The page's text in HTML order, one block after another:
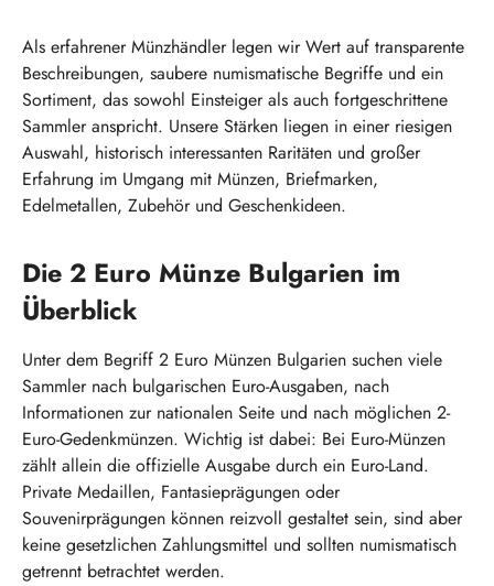
Als erfahrener Münzhändler legen wir Wert auf transparente
Beschreibungen, saubere numismatische Begriffe und ein
Sortiment, das sowohl Einsteiger als auch fortgeschrittene
Sammler anspricht. Unsere Stärken liegen in einer riesigen
Auswahl, historisch interessanten Raritäten und großer
Erfahrung im Umgang mit Münzen, Briefmarken,
Edelmetallen, Zubehör und Geschenkideen.
Die 2 Euro Münze Bulgarien im
Überblick
Unter dem Begriff 2 Euro Münzen Bulgarien suchen viele
Sammler nach bulgarischen Euro-Ausgaben, nach
Informationen zur nationalen Seite und nach möglichen 2-
Euro-Gedenkmünzen. Wichtig ist dabei: Bei Euro-Münzen
zählt allein die offizielle Ausgabe durch ein Euro-Land.
Private Medaillen, Fantasieprägungen oder
Souvenirprägungen können reizvoll gestaltet sein, sind aber
keine gesetzlichen Zahlungsmittel und sollten numismatisch
getrennt betrachtet werden.